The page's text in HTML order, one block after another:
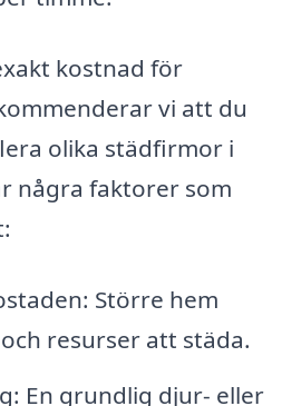
kostnad för
vi att du
olika städfirmor i
några faktorer som
Större hem
resurser att städa.
En grundlig djur- eller